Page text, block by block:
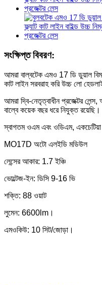
সংক্ষিপ্ত বিবরণ:
আমরা বাল্বটেক এমও 17 ডি ডুয়াল
কাট লাইন সরবরাহ করি উচ্চ লো
আমরা দ্বি-নেতৃত্বাধীন প্রজেক্টর
বাল্বে কয়েক বছর ধরে নিযুক্ত রয়েছি।
স্বাগতম ওএম এবং ওডিএম, একচেটিয়া
MO17D অটো এলইডি মডিউল
লেন্সের আকার: 1.7 ইঞ্চি
ভোল্টেজ-ইন: ডিসি 9-16 ভি
শক্তি: 88 ওয়াট
লুমেন: 6600lm।
এমওকিউ: 10 সিট/জোড়া।